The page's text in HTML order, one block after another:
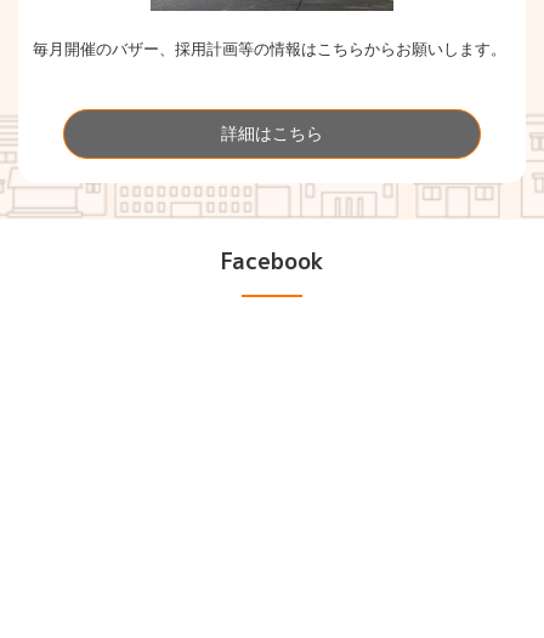
毎月開催のバザー、採用計画等の情報はこちらからお願いします。
詳細はこちら
Facebook